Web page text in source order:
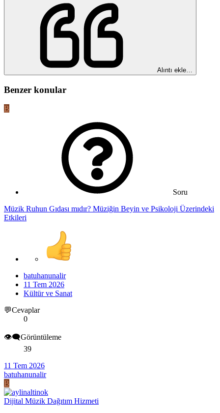
Alıntı ekle…
Benzer konular
B
Soru
Müzik Ruhun Gıdası mıdır? Müziğin Beyin ve Psikoloji Üzerindeki
Etkileri
batuhanunalir
11 Tem 2026
Kültür ve Sanat
💬Cevaplar
0
👁️‍🗨️Görüntüleme
39
11 Tem 2026
batuhanunalir
B
Dijital Müzik Dağıtım Hizmeti